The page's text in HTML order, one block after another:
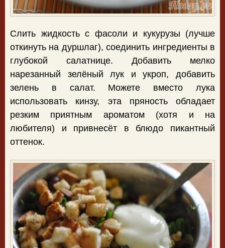
Слить жидкость с фасоли и кукурузы (лучше
откинуть на дуршлаг), соединить ингредиенты в
глубокой салатнице. Добавить мелко
нарезанный зелёный лук и укроп, добавить
зелень в салат. Можете вместо лука
использовать кинзу, эта пряность обладает
резким приятным ароматом (хотя и на
любителя) и привнесёт в блюдо пикантный
оттенок.